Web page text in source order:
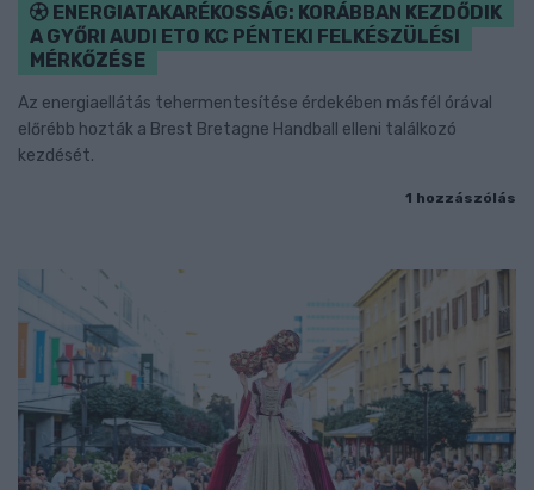
ENERGIATAKARÉKOSSÁG: KORÁBBAN KEZDŐDIK
A GYŐRI AUDI ETO KC PÉNTEKI FELKÉSZÜLÉSI
MÉRKŐZÉSE
Az energiaellátás tehermentesítése érdekében másfél órával
előrébb hozták a Brest Bretagne Handball elleni találkozó
kezdését.
1 hozzászólás